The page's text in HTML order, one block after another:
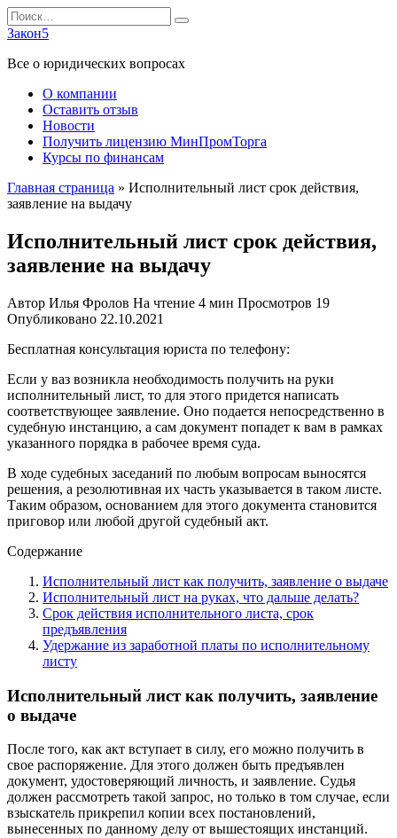
Перейти
к
Search
for:
Закон5
Все о юридических вопросах
О компании
Оставить отзыв
Новости
Получить лицензию МинПромТорга
Курсы по финансам
Главная страница » Исполнительный лист срок действия,
заявление на выдачу
Исполнительный лист срок действия,
заявление на выдачу
Автор Илья Фролов На чтение 4 мин Просмотров 19
Опубликовано 22.10.2021
Бесплатная консультация юриста по телефону:
Если у ваз возникла необходимость получить на руки
исполнительный лист, то для этого придется написать
соответствующее заявление. Оно подается непосредственно в
судебную инстанцию, а сам документ попадет к вам в рамках
указанного порядка в рабочее время суда.
В ходе судебных заседаний по любым вопросам выносятся
решения, а резолютивная их часть указывается в таком листе.
Таким образом, основанием для этого документа становится
приговор или любой другой судебный акт.
Содержание
Исполнительный лист как получить, заявление о выдаче
Исполнительный лист на руках, что дальше делать?
Срок действия исполнительного листа, срок
предъявления
Удержание из заработной платы по исполнительному
листу
Исполнительный лист как получить, заявление
о выдаче
После того, как акт вступает в силу, его можно получить в
свое распоряжение. Для этого должен быть предъявлен
документ, удостоверяющий личность, и заявление. Судья
должен рассмотреть такой запрос, но только в том случае, если
взыскатель прикрепил копии всех постановлений,
вынесенных по данному делу от вышестоящих инстанций.